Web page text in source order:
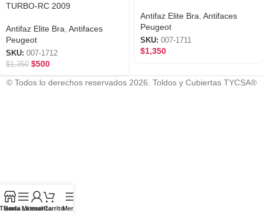
TURBO-RC 2009
Antifaz Elite Bra Antifaces
Peugeot
SKU: 007-1712
$1,350 $500
Antifaz Elite Bra Antifaces
Peugeot
SKU: 007-1711
$1,350
© Todos lo derechos reservados 2026. Toldos y Cubiertas TYCSA®
Barra Lateral
Mi cuentaCarritoMenú